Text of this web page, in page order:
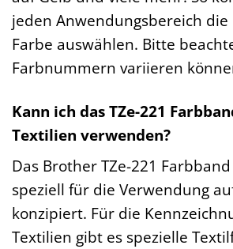
jeden Anwendungsbereich die
Farbe auswählen. Bitte
Farbnummern variieren
Kann ich das TZe-221
Textilien verwenden?
Das Brother TZe-221
speziell für die Verwendung
konzipiert. Für die
Textilien gibt es spezielle